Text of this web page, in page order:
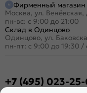
Фирменный магазин
Москва, ул. Венёвская,
пн-вс: с 9:00 до 21:00
Склад в Одинцово
Одинцово, ул.
пн-пт: с 9:00 до 19:30 /
+7 (495) 023-